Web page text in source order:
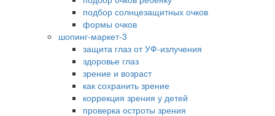
подбор солнцезащитных очков
формы очков
шопинг-маркет-3
защита глаз от УФ-излучения
здоровье глаз
зрение и возраст
как сохранить зрение
коррекция зрения у детей
проверка остроты зрения